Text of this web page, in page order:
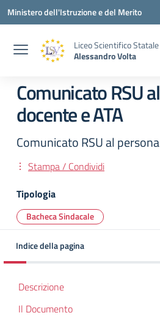
Vai ai contenuti
Vai al menu di navigazione
Vai al footer
Ministero dell'Istruzione e del Merito
Liceo Scientifico Statale
Alessandro Volta
Comunicato RSU
docente e ATA
Comunicato RSU al
Stampa / Condividi
Tipologia
Bacheca Sindacale
Indice della pagina
Descrizione
Il Documento